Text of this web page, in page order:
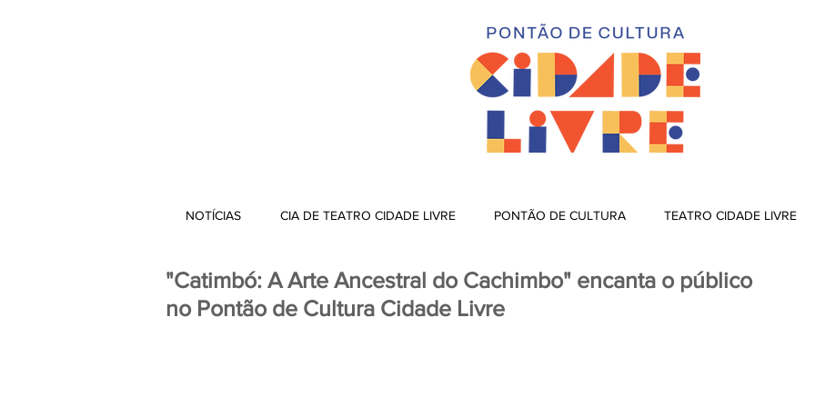
"Catimbó: A Arte Ancestral do Cachimbo" encanta o público
no Pontão de Cultura Cidade Livre
NOTÍCIAS CIA DE TEATRO CIDADE LIVRE PONTÃO DE CULTURA TEATRO CIDADE LIVRE